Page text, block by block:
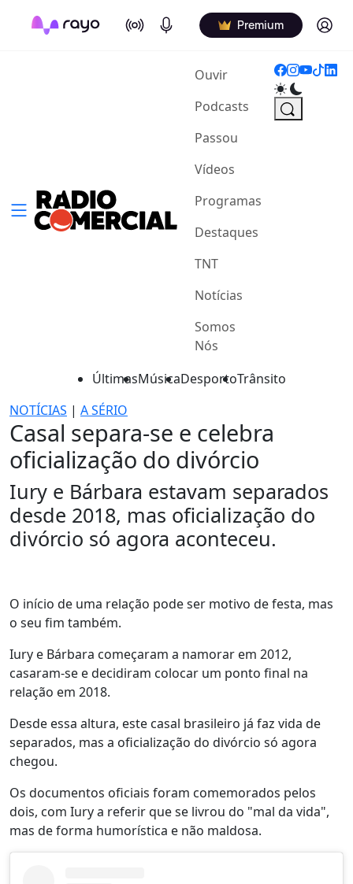
On Air Podcasts Premium Log in
Ouvir(current)
Podcasts
Passou
Vídeos
Programas
Destaques
TNT
Notícias
Somos
Nós
ÚltimasMúsicaDesportoTrânsito
NOTÍCIAS | A SÉRIO
Casal separa-se e celebra
oficialização do divórcio
Iury e Bárbara estavam separados
desde 2018, mas oficialização do
divórcio só agora aconteceu.
O início de uma relação pode ser motivo de festa, mas
o seu fim também.
Iury e Bárbara começaram a namorar em 2012,
casaram-se e decidiram colocar um ponto final na
relação em 2018.
Desde essa altura, este casal brasileiro já faz vida de
separados, mas a oficialização do divórcio só agora
chegou.
Os documentos oficiais foram comemorados pelos
dois, com Iury a referir que se livrou do "mal da vida",
mas de forma humorística e não maldosa.